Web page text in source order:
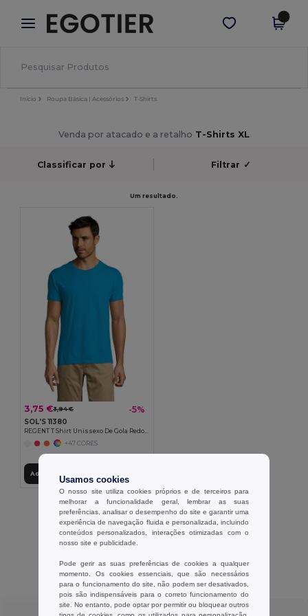
× App Egotier
Melhores preços na app!
Obter app
Início Roupa Básica | Acessórios T-Shirts
Venda por atacado e a retalho T-Shirts XL
Classificar por Filtrar ✓
Um resultado.
3,75 €3,94 € -5%
SOL'S 11380
REGENT T Shirt Unissexo De Gola Redonda
+47 CORES
Adicionar ao Carrinho
Exibindo Todos Os Produtos.
Avaliações dos clientes
Usamos cookies
O nosso site utiliza cookies próprios e de terceiros para
melhorar a funcionalidade geral, lembrar as suas
preferências, analisar o desempenho do site e garantir uma
experiência de navegação fluida e personalizada, incluindo
conteúdos personalizados, interações otimizadas com o
nosso site e publicidade.
Pode gerir as suas preferências de cookies a qualquer
momento. Os cookies essenciais, que são necessários
para o funcionamento do site, não podem ser desativados,
pois são indispensáveis para o correto funcionamento do
site. No entanto, pode optar por permitir ou bloquear outros